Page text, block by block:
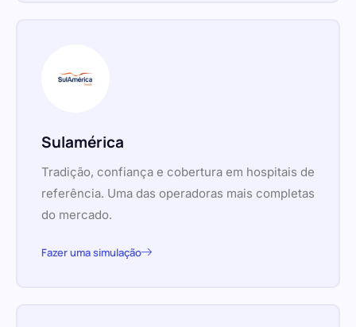
Sulamérica
Tradição, confiança e cobertura em hospitais de
referência. Uma das operadoras mais completas
do mercado.
Fazer uma simulação